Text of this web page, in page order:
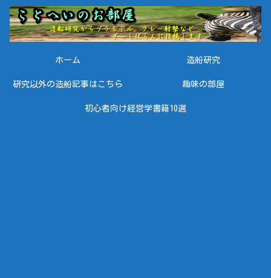
ホーム 造船研究
研究以外の造船記事はこちら 趣味の部屋
初心者向け経営学書籍10選